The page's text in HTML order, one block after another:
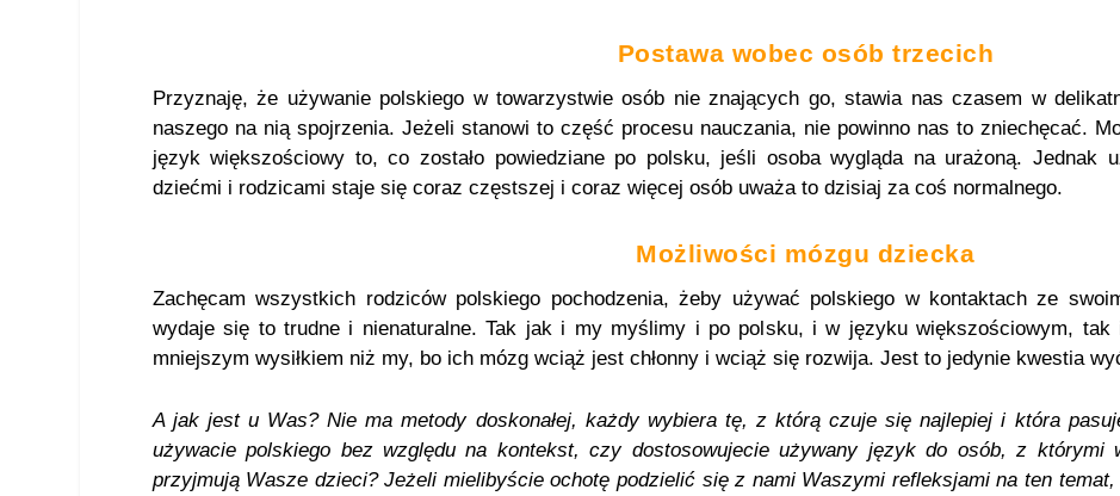
Postawa wobec osób trzecich
Przyznaję, że używanie polskiego w towarzystwie osób nie znających go, stawia nas czasem w
naszego na nią spojrzenia. Jeżeli stanowi to część procesu nauczania, nie powinno nas to zniechęcać.
język większościowy to, co zostało powiedziane po polsku, jeśli osoba wygląda na urażoną. Jednak
dziećmi i rodzicami staje się coraz częstszej i coraz więcej osób uważa to dzisiaj za coś normalnego.
Możliwości mózgu dziecka
Zachęcam wszystkich rodziców polskiego pochodzenia, żeby używać polskiego w kontaktach ze
wydaje się to trudne i nienaturalne. Tak jak i my myślimy i po polsku, i w języku większościowym,
mniejszym wysiłkiem niż my, bo ich mózg wciąż jest chłonny i wciąż się rozwija. Jest to jedynie kwestia
A jak jest u Was? Nie ma metody doskonałej, każdy wybiera tę, z którą czuje się najlepiej i która
używacie polskiego bez względu na kontekst, czy dostosowujecie używany język do osób, z którymi
przyjmują Wasze dzieci?Jeżeli mielibyście ochotę podzielić się z nami Waszymi refleksjami na ten